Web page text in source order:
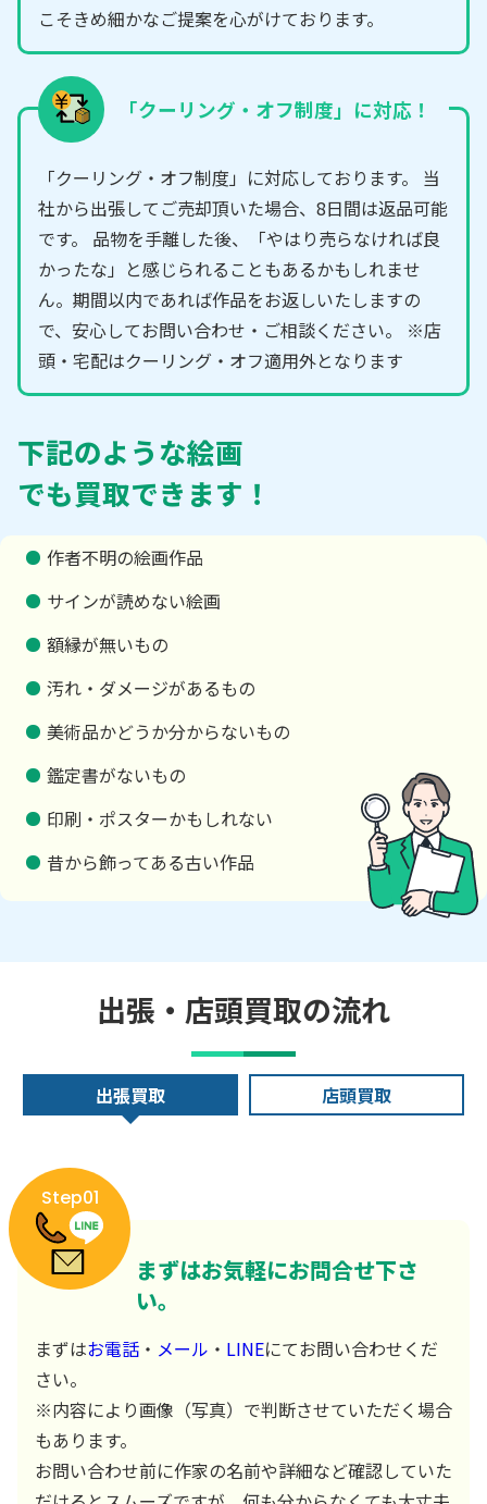
こそきめ細かなご提案を心がけております。
「クーリング・オフ制度」に対応！
「クーリング・オフ制度」に対応しております。 当
社から出張してご売却頂いた場合、8日間は返品可能
です。 品物を手離した後、「やはり売らなければ良
かったな」と感じられることもあるかもしれませ
ん。期間以内であれば作品をお返しいたしますの
で、安心してお問い合わせ・ご相談ください。 ※店
頭・宅配はクーリング・オフ適用外となります
下記のような絵画
でも買取できます！
作者不明の絵画作品
サインが読めない絵画
額縁が無いもの
汚れ・ダメージがあるもの
美術品かどうか分からないもの
鑑定書がないもの
印刷・ポスターかもしれない
昔から飾ってある古い作品
出張・店頭買取の流れ
出張買取 店頭買取
Step01
まずはお気軽にお問合せ下さ
い。
まずはお電話 ・ メール ・ LINEにてお問い合わせくだ
さい。
※内容により画像（写真）で判断させていただく場合
もあります。
お問い合わせ前に作家の名前や詳細など確認していた